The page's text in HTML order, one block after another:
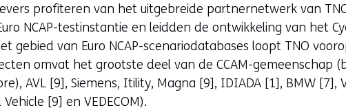
profiteren van het uitgebreide partnernetwerk van
NCAP-testinstantie en leidden de ontwikkeling van het
gebied van Euro NCAP-scenariodatabases loopt TNO
omvat het grootste deel van de CCAM-gemeenschap
AVL [9], Siemens, Itility, Magna [9], IDIADA [1], BMW
[9] en VEDECOM).